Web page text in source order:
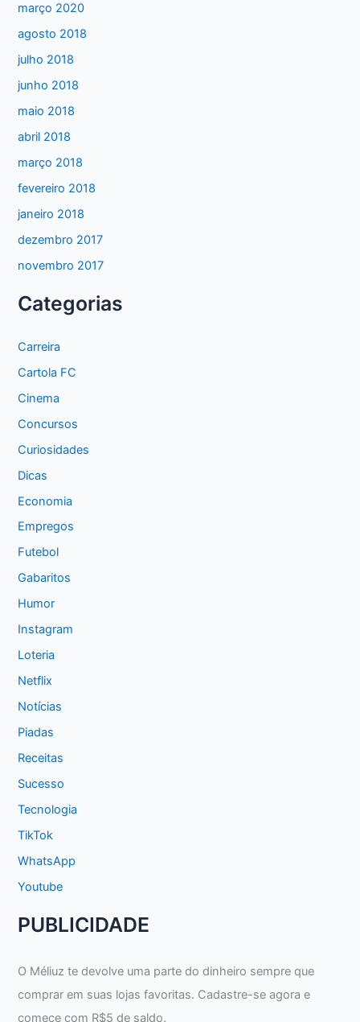
março 2020
agosto 2018
julho 2018
junho 2018
maio 2018
abril 2018
março 2018
fevereiro 2018
janeiro 2018
dezembro 2017
novembro 2017
Categorias
Carreira
Cartola FC
Cinema
Concursos
Curiosidades
Dicas
Economia
Empregos
Futebol
Gabaritos
Humor
Instagram
Loteria
Netflix
Notícias
Piadas
Receitas
Sucesso
Tecnologia
TikTok
WhatsApp
Youtube
PUBLICIDADE
O Méliuz te devolve uma parte do dinheiro sempre que
comprar em suas lojas favoritas. Cadastre-se agora e
comece com R$5 de saldo.